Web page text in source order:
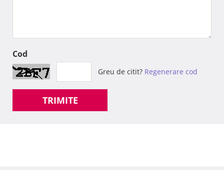
Cod
Greu de citit? Regenerare cod
TRIMITE